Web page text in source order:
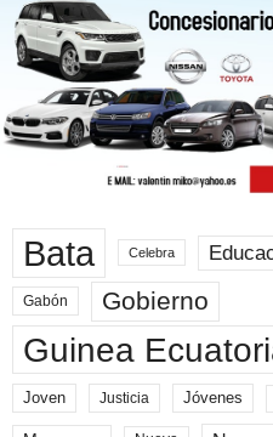
Bata Celebra
Gabón Gobierno
Guinea
Joven Justicia Jóvenes